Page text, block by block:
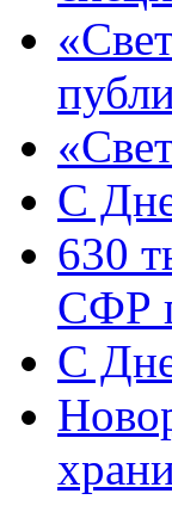
C
630
СФР
C